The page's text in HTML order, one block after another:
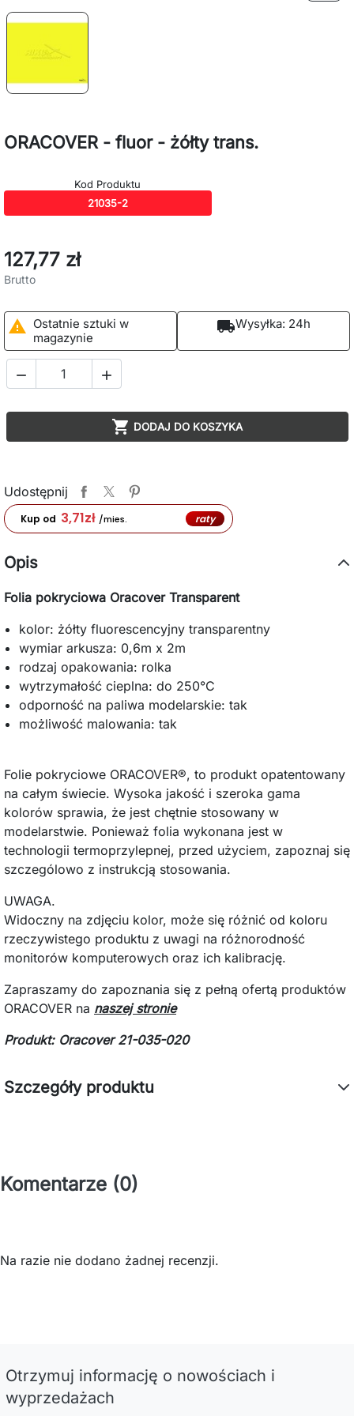
ORACOVER - fluor - żółty trans.
Kod Produktu
21035-2
127,77 zł
Brutto

Ostatnie sztuki w
magazynie
local_shippingWysyłka: 24h
 
 DODAJ DO KOSZYKA
Udostępnij
Kup od 3,71zł /mies. raty
Opis
Folia pokryciowa Oracover Transparent
kolor: żółty fluorescencyjny transparentny
wymiar arkusza: 0,6m x 2m
rodzaj opakowania: rolka
wytrzymałość cieplna: do 250°C
odporność na paliwa modelarskie: tak
możliwość malowania: tak
Folie pokryciowe ORACOVER®, to produkt opatentowany
na całym świecie. Wysoka jakość i szeroka gama
kolorów sprawia, że jest chętnie stosowany w
modelarstwie. Ponieważ folia wykonana jest w
technologii termoprzylepnej, przed użyciem, zapoznaj się
szczególowo z instrukcją stosowania.
UWAGA.
Widoczny na zdjęciu kolor, może się różnić od koloru
rzeczywistego produktu z uwagi na różnorodność
monitorów komputerowych oraz ich kalibrację.
Zapraszamy do zapoznania się z pełną ofertą produktów
ORACOVER na naszej stronie
Produkt: Oracover 21-035-020
Szczegóły produktu
Komentarze (0)
Na razie nie dodano żadnej recenzji.
Otrzymuj informację o nowościach i
wyprzedażach